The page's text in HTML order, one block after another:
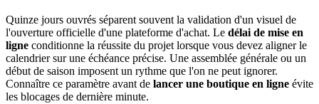
Quinze jours ouvrés séparent souvent la validation d'un visuel de
l'ouverture officielle d'une plateforme d'achat. Le délai de mise en
ligne conditionne la réussite du projet lorsque vous devez aligner le
calendrier sur une échéance précise. Une assemblée générale ou un
début de saison imposent un rythme que l'on ne peut ignorer.
Connaître ce paramètre avant de lancer une boutique en ligne évite
les blocages de dernière minute.